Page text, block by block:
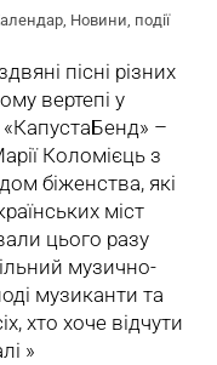
, Новини, події
пісні різних
вертепі у
«КапустаБенд» –
Коломієць з
біженства, які
міст
цього разу
музично-
музиканти та
хто хоче відчути
»